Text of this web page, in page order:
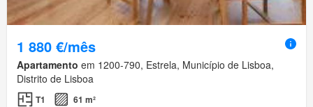
1 880 €/mês
Apartamento em 1200-790, Estrela, Município de Lisboa,
Distrito de Lisboa
T1
61 m²